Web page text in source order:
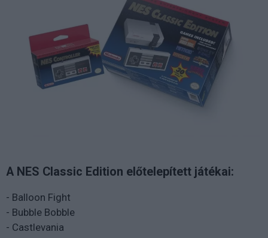
A NES Classic Edition előtelepített játékai:
- Balloon Fight
- Bubble Bobble
- Castlevania